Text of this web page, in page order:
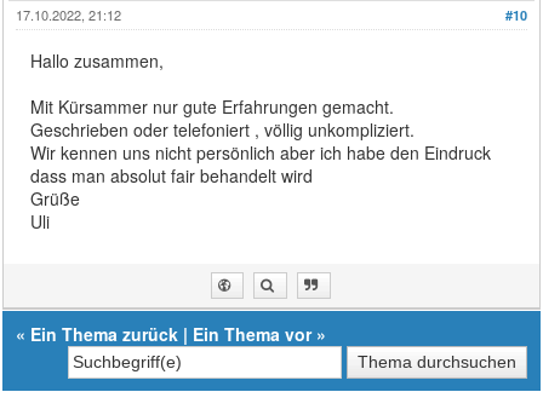
#10
17.10.2022, 21:12
Hallo zusammen,
Mit Kürsammer nur gute Erfahrungen gemacht.
Geschrieben oder telefoniert , völlig unkompliziert.
Wir kennen uns nicht persönlich aber ich habe den Eindruck
dass man absolut fair behandelt wird
Grüße
Uli
« Ein Thema zurück | Ein Thema vor»